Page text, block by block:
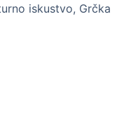
iskustvo, Grčka